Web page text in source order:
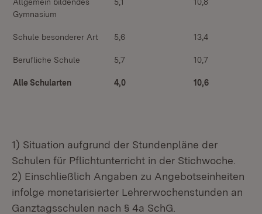
Gymnasium
Schule besonderer Art 5,6 13,4
Berufliche Schule 5,7 10,7
Alle Schularten 4,0 10,6
1) Situation aufgrund der Stundenpläne der
Schulen für Pflichtunterricht in der Stichwoche.
2) Einschließlich Angaben zu Angebotseinheiten
infolge monetarisierter Lehrerwochenstunden an
Ganztagsschulen nach § 4a SchG.